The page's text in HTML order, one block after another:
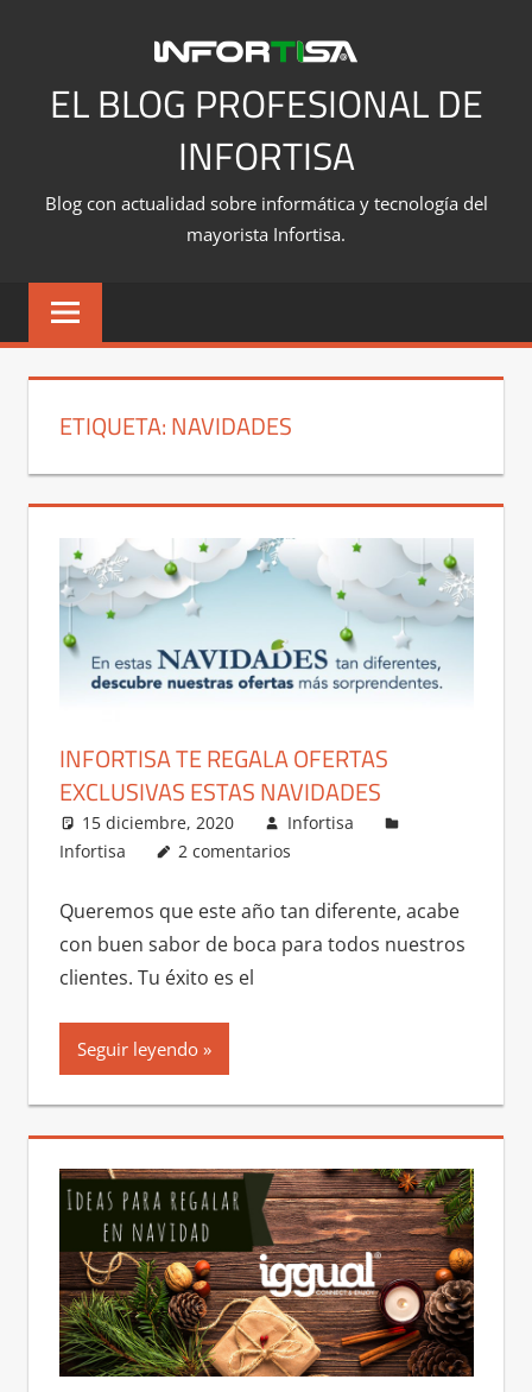
contenidoEL BLOG PROFESIONAL DE
INFORTISA
Blog con actualidad sobre informática y tecnología del
mayorista Infortisa.
ETIQUETA:NAVIDADES
INFORTISA TE REGALA OFERTAS
EXCLUSIVAS ESTAS NAVIDADES
15 diciembre, 2020
Infortisa
Infortisa
2 comentarios
Queremos que este año tan diferente, acabe
con buen sabor de boca para todos nuestros
clientes. Tu éxito es el
Seguir leyendo